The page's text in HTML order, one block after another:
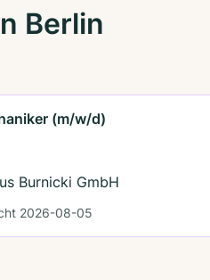
Berlin
(m/w/d)
Burnicki GmbH
2026-08-05